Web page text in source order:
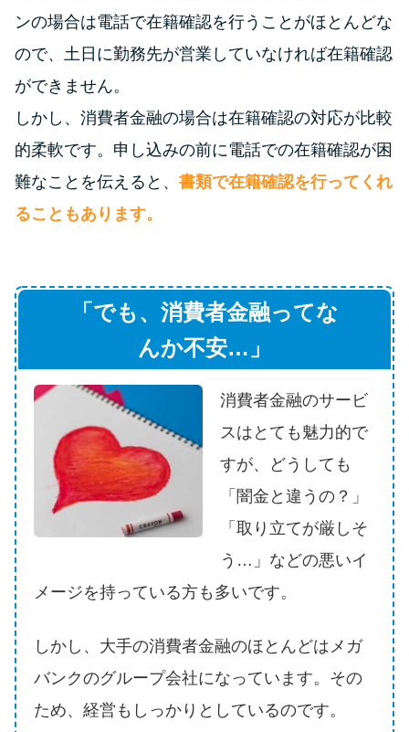
学生がお金を借りる方法は？親
へのバレにくさや将来への影響
ソフト闇金とは？悪質な手口に
は要注意！
090金融（闇金）からお金を借り
申し込みブラックとは?判断の目
安や審査に通らない理由
ブラックでもお金を借りるに
は？3つの判断基準と工面法
アコムはブラックでも審査に通
る？ 自分がブラックか確かめる
方法
アコムとレイクどっちがいい
底解説！
説！ もっとも便利でお得な返済
ンの場合は電話で在籍確認を行うことがほとんどな
ので、土日に勤務先が営業していなければ在籍確認
ができません。
しかし、消費者金融の場合は在籍確認の対応が比較
的柔軟です。申し込みの前に電話での在籍確認が困
難なことを伝えると、 書類で在籍確認を行ってくれ
ることもあります。
「でも、消費者金融ってな
んか不安…」
消費者金融のサービ
スはとても魅力的で
すが、どうしても
「闇金と違うの？」
「取り立てが厳しそ
う…」などの悪いイ
メージを持っている方も多いです。
しかし、大手の消費者金融のほとんどはメガ
バンクのグループ会社になっています。その
ため、経営もしっかりとしているのです。